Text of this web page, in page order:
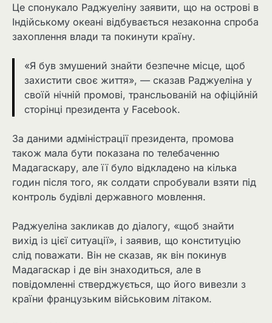
Це спонукало Раджуеліну заявити, що на острові в
Індійському океані відбувається незаконна спроба
захоплення влади та покинути країну.
«Я був змушений знайти безпечне місце, щоб
захистити своє життя», — сказав Раджуеліна у
своїй нічній промові, трансльованій на офіційній
сторінці президента у Facebook.
За даними адміністрації президента, промова
також мала бути показана по телебаченню
Мадагаскару, але її було відкладено на кілька
годин після того, як солдати спробували взяти під
контроль будівлі державного мовлення.
Раджуеліна закликав до діалогу, «щоб знайти
вихід із цієї ситуації», і заявив, що конституцію
слід поважати. Він не сказав, як він покинув
Мадагаскар і де він знаходиться, але в
повідомленні стверджується, що його вивезли з
країни французьким військовим літаком.